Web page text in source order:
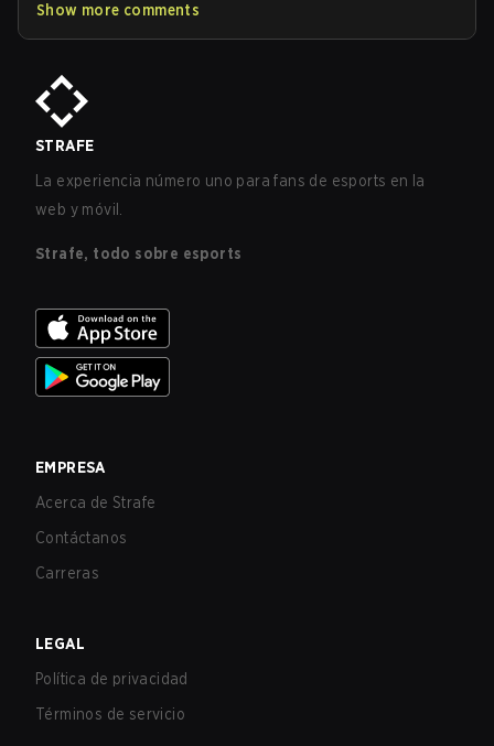
Show more comments
STRAFE
La experiencia número uno para fans de esports en la
web y móvil.
Strafe, todo sobre esports
EMPRESA
Acerca de Strafe
Contáctanos
Carreras
LEGAL
Política de privacidad
Términos de servicio